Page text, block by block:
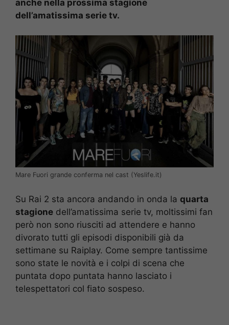
anche nella prossima stagione
dell’amatissima serie tv.
Mare Fuori grande conferma nel cast (Yeslife.it)
Su Rai 2 sta ancora andando in onda la quarta
stagione dell’amatissima serie tv, moltissimi fan
però non sono riusciti ad attendere e hanno
divorato tutti gli episodi disponibili già da
settimane su Raiplay. Come sempre tantissime
sono state le novità e i colpi di scena che
puntata dopo puntata hanno lasciato i
telespettatori col fiato sospeso.